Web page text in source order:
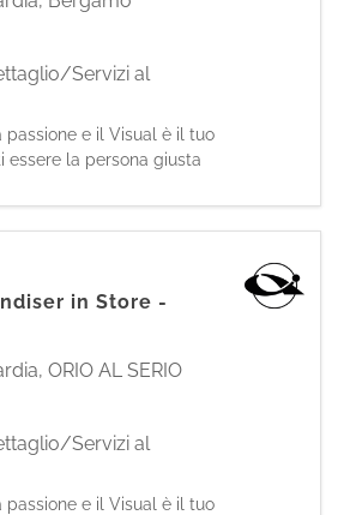
Servizi al
e il Visual è il tuo
essere la persona giusta
squadra. Come Visual
protagonista nel dare
brand in store, creando
e orientate al
nostre strategie
at
in Store -
,ORIO AL SERIO
Servizi al
e il Visual è il tuo